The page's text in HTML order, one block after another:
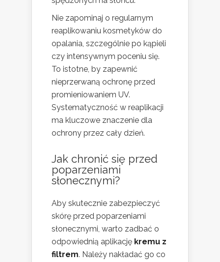
Nie zapominaj o regularnym
reaplikowaniu kosmetyków do
opalania, szczególnie po kąpieli
czy intensywnym poceniu się.
To istotne, by zapewnić
nieprzerwaną ochronę przed
promieniowaniem UV.
Systematyczność w reaplikacji
ma kluczowe znaczenie dla
ochrony przez cały dzień.
Jak chronić się przed
poparzeniami
słonecznymi?
Aby skutecznie zabezpieczyć
skórę przed poparzeniami
słonecznymi, warto zadbać o
odpowiednią aplikację kremu z
filtrem. Należy nakładać go co